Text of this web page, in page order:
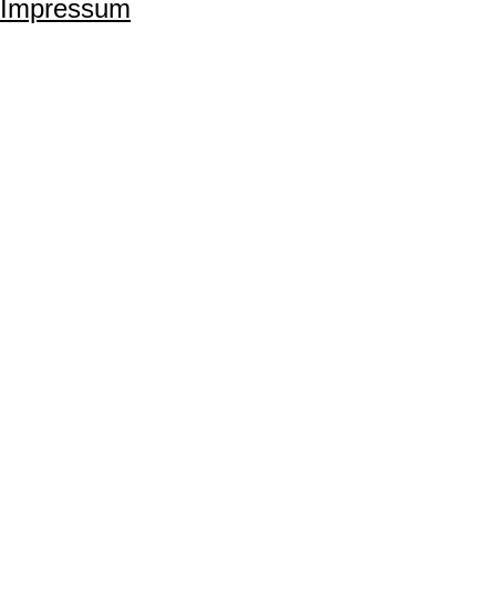
Impressum